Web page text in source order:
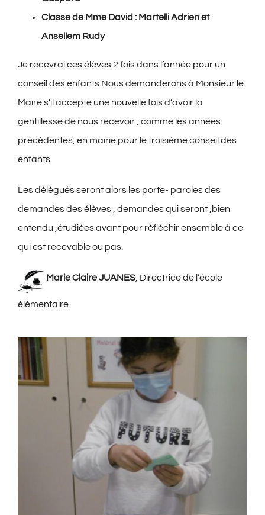
Classe de Mme David : Martelli Adrien et
Ansellem Rudy
Je recevrai ces élèves 2 fois dans l’année pour un
conseil des enfants.Nous demanderons à Monsieur le
Maire s’il accepte une nouvelle fois d’avoir la
gentillesse de nous recevoir , comme les années
précédentes, en mairie pour le troisième conseil des
enfants.
Les délégués seront alors les porte- paroles des
demandes des élèves , demandes qui seront ,bien
entendu ,étudiées avant pour réfléchir ensemble à ce
qui est recevable ou pas.
Marie Claire JUANES, Directrice de l’école
élémentaire.